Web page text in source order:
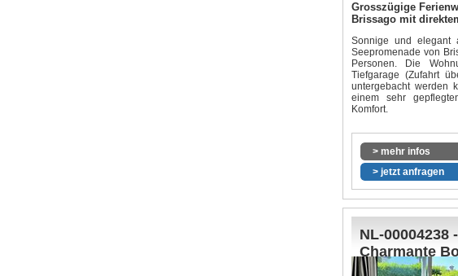
Grosszügige
Brissago mit
Sonnige und elegant
Seepromenade von
Personen. Die
Tiefgarage (Zufahrt
untergebacht werden
einem sehr
Komfort.
> mehr infos
> jetzt anfragen
NL-00004238
Charmante